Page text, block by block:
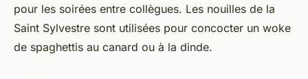
pour les soirées entre collègues. Les nouilles de la
Saint Sylvestre sont utilisées pour concocter un woke
de spaghettis au canard ou à la dinde.